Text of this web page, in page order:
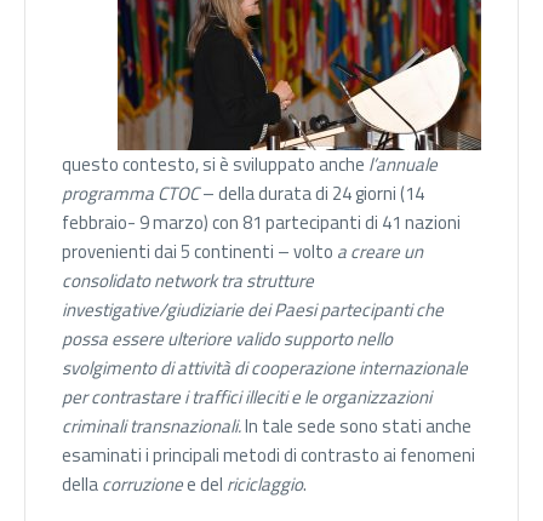
questo contesto, si è sviluppato anche l’annuale
programma CTOC– della durata di 24 giorni (14
febbraio- 9 marzo) con 81 partecipanti di 41 nazioni
provenienti dai 5 continenti – volto acreare un
consolidato network tra strutture
investigative/giudiziarie dei Paesi partecipanti che
possa essere ulteriore valido supporto nello
svolgimento di attività di cooperazione internazionale
per contrastare i traffici illeciti e le organizzazioni
criminali transnazionali.In tale sede sono stati anche
esaminati i principali metodi di contrasto ai fenomeni
dellacorruzionee del riciclaggio.